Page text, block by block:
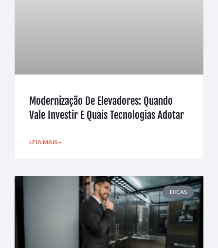
Modernização De Elevadores: Quando
Vale Investir E Quais Tecnologias Adotar
LEIA MAIS »
DICAS